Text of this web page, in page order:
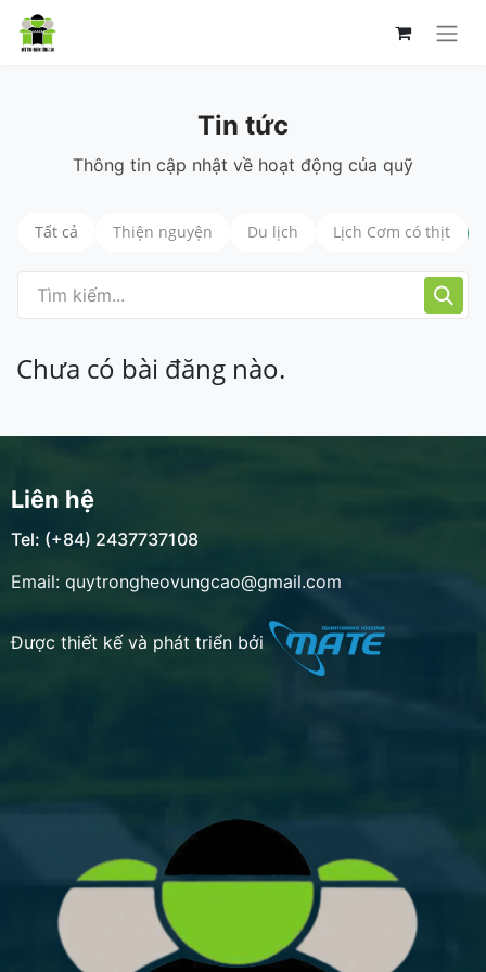
Tin tức
Thông tin cập nhật về hoạt động của quỹ
Tất cả Thiện nguyện Du lịch Lịch Cơm có thịt
Chưa có bài đăng nào.
Liên hệ
Tel: (+84) 2437737108
Email: quytrongheovungcao@gmail.com
Được thiết kế và phát triển bởi